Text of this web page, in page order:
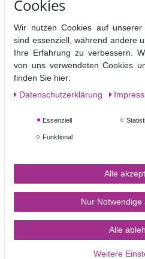
Wenn Sie die Blütenpaste vor dem
Varianten dieses Buchstaben, sowohl
auch zum fröhlichen Kindergeburtstag.
Der Ausstecher ist auch als
Material: Kunststoff
Größe: ca.10 cm
Cookies
Wir nutzen Cookies auf
sind essenziell, während andere
Ihre Erfahrung zu verbessern.
von uns verwendeten Cookies
finden Sie hier:
Daten­schutz­erklärung
Essenziell
Funktional
Alle
Nur Notwendige
Alle
Weitere